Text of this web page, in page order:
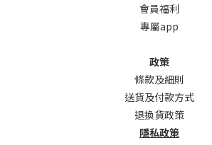
會員福利
專屬app
政策
條款及細則
送貨及付款方式
退換貨政策
隱私政策